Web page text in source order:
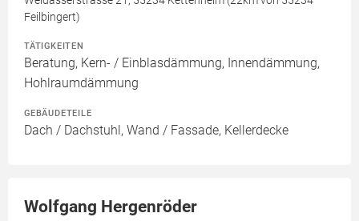
Feilbingert)
TÄTIGKEITEN
Beratung, Kern- / Einblasdämmung, Innendämmung,
Hohlraumdämmung
GEBÄUDETEILE
Dach / Dachstuhl, Wand / Fassade, Kellerdecke
Wolfgang Hergenröder